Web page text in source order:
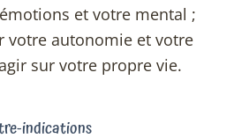
et votre mental ;
votre autonomie et votre
sur votre propre vie.
indications